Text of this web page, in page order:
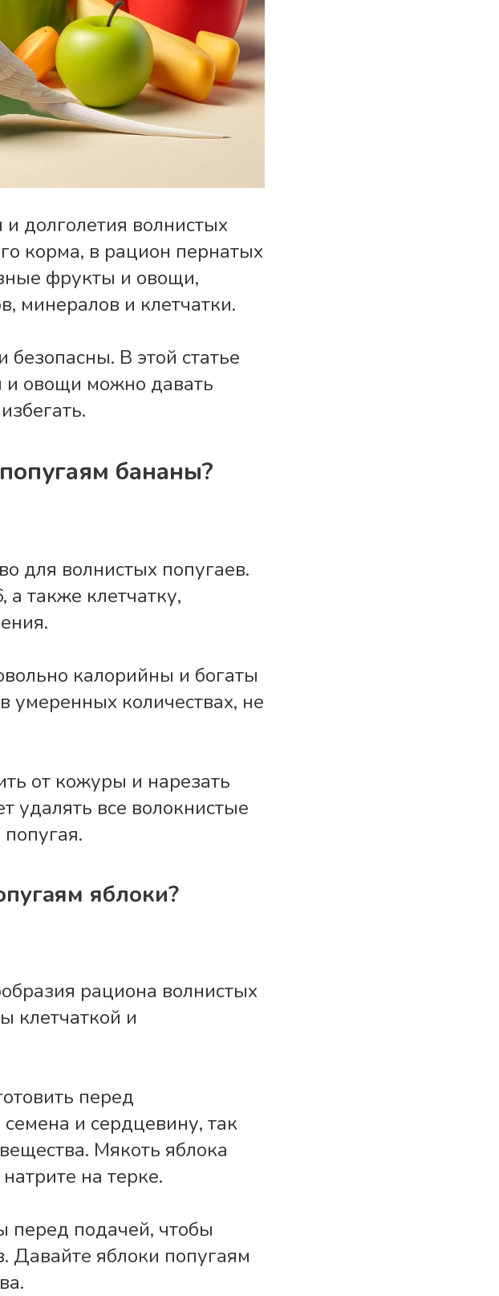
долголетия волнистых
корма, в рацион пернатых
фрукты и овощи,
минералов и клетчатки.
В этой статье
овощи можно давать
бананы?
для волнистых попугаев.
также клетчатку,
калорийны и богаты
умеренных количествах, не
от кожуры и нарезать
удалять все волокнистые
яблоки?
рациона волнистых
клетчаткой и
перед
и сердцевину, так
Мякоть яблока
на терке.
перед подачей, чтобы
Давайте яблоки попугаям